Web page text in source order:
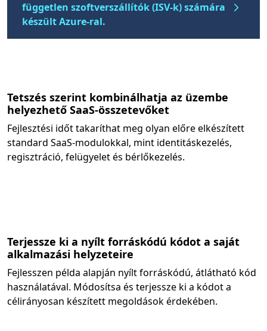
független szoftverszállítók (ISV-k) számára
készült Azure-ral.
Tetszés szerint kombinálhatja az üzembe
helyezhető SaaS-összetevőket
Fejlesztési időt takaríthat meg olyan előre elkészített
standard SaaS-modulokkal, mint identitáskezelés,
regisztráció, felügyelet és bérlőkezelés.
Terjessze ki a nyílt forráskódú kódot a saját
alkalmazási helyzeteire
Fejlesszen példa alapján nyílt forráskódú, átlátható kód
használatával. Módosítsa és terjessze ki a kódot a
célirányosan készített megoldások érdekében.